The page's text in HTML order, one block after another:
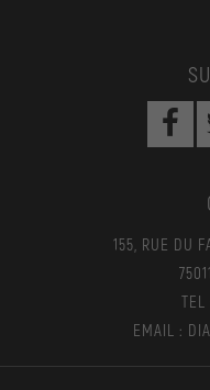
155, RUE DU
EMAIL :